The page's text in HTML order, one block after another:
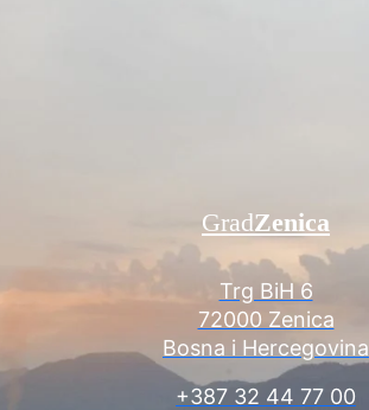
Trg BiH 6
72000 Zenica
Bosna i Hercegovina
+387 32 44 77 00
GradZenica